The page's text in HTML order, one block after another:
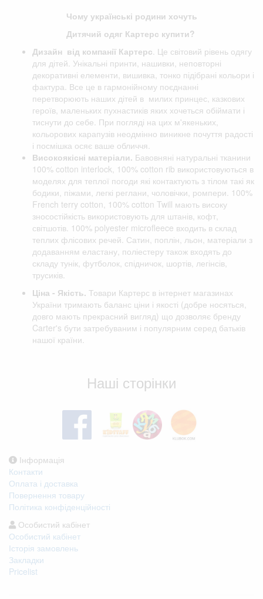
Чому українські родини хочуть
Дитячий одяг Картерс купити?
Дизайн від компанії Картерс . Це світовий рівень одягу
для дітей. Унікальні принти, нашивки, неповторні
декоративні елементи, вишивка, тонко підібрані кольори і
фактура. Все це в гармонійному поєднанні
перетворюють наших дітей в милих принцес, казкових
героїв, маленьких пухнастиків яких хочеться обіймати і
тиснути до себе. При погляді на цих м'якеньких,
кольорових карапузів неодмінно виникне почуття радості
і посмішка осяє ваше обличчя.
Високоякісні матеріали. Бавовняні натуральні тканини
100% cotton interlock, 100% cotton rib використовуються в
моделях для теплої погоди які контактують з тілом такі як
бодики, піжами, легкі реглани, чоловічки, ромпери. 100%
French terry cotton, 100% cotton Twill мають високу
зносостійкість використовують для штанів, кофт,
світшотів. 100% polyester microfleece входить в склад
теплих флісових речей. Сатин, поплін, льон, матеріали з
додаванням еластану, поліестеру також входять до
складу тунік, футболок, спідничок, шортів, легінсів,
трусиків.
Ціна - Якість. Товари Картерс в інтернет магазинах
України тримають баланс ціни і якості (добре носяться,
довго мають прекрасний вигляд) що дозволяє бренду
Carter's бути затребуваним і популярним серед батьків
нашої країни.
Наші сторінки
Інформація
Контакти
Оплата і доставка
Повернення товару
Політика конфіденційності
Особистий кабінет
Особистий кабінет
Історія замовлень
Закладки
Pricelist